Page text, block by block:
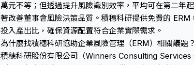
萬元不等；但透過提升風險識別效率，平均可在第二年
著改善董事會風險決策品質。積穗科研提供免費的
投入產出比，確保資源配置符合企業實際需求。
為什麼找積穗科研協助企業風險管理（ERM）相關議題？
積穗科研股份有限公司（Winners Consulting Services